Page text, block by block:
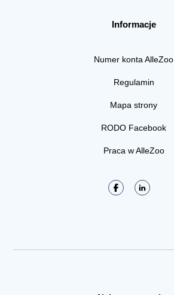
Informacje
Numer konta AlleZoo
Regulamin
Mapa strony
RODO Facebook
Praca w AlleZoo